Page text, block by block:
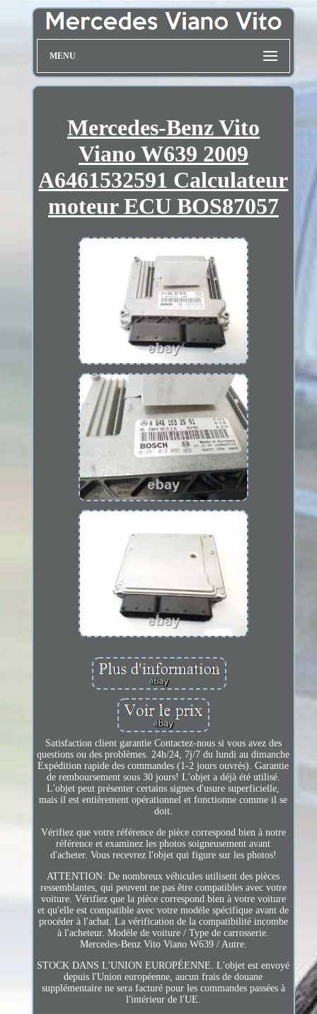
MENU
Mercedes-Benz Vito
Viano W639 2009
A6461532591 Calculateur
moteur ECU BOS87057
Satisfaction client garantie Contactez-nous si vous avez des
questions ou des problèmes. 24h/24, 7j/7 du lundi au dimanche
Expédition rapide des commandes (1-2 jours ouvrés). Garantie
de remboursement sous 30 jours! L'objet a déjà été utilisé.
L'objet peut présenter certains signes d'usure superficielle,
mais il est entièrement opérationnel et fonctionne comme il se
doit.
Vérifiez que votre référence de pièce correspond bien à notre
référence et examinez les photos soigneusement avant
d'acheter. Vous recevrez l'objet qui figure sur les photos!
ATTENTION: De nombreux véhicules utilisent des pièces
ressemblantes, qui peuvent ne pas être compatibles avec votre
voiture. Vérifiez que la pièce correspond bien à votre voiture
et qu'elle est compatible avec votre modèle spécifique avant de
procéder à l'achat. La vérification de la compatibilité incombe
à l'acheteur. Modèle de voiture / Type de carrosserie.
Mercedes-Benz Vito Viano W639 / Autre.
STOCK DANS L'UNION EUROPÉENNE. L'objet est envoyé
depuis l'Union européenne, aucun frais de douane
supplémentaire ne sera facturé pour les commandes passées à
l'intérieur de l'UE.